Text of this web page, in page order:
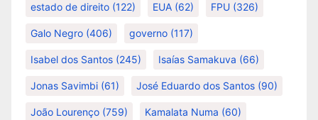
estado de direito (122) EUA (62) FPU (326)
Galo Negro (406) governo (117)
Isabel dos Santos (245) Isaías Samakuva (66)
Jonas Savimbi (61) José Eduardo dos Santos (90)
João Lourenço (759) Kamalata Numa (60)